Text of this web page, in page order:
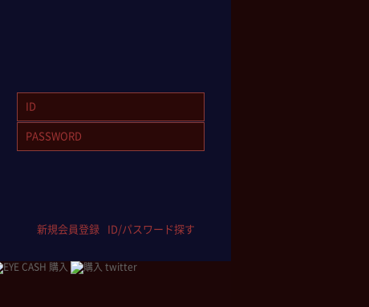
新規会員登録 ID/パスワード探す